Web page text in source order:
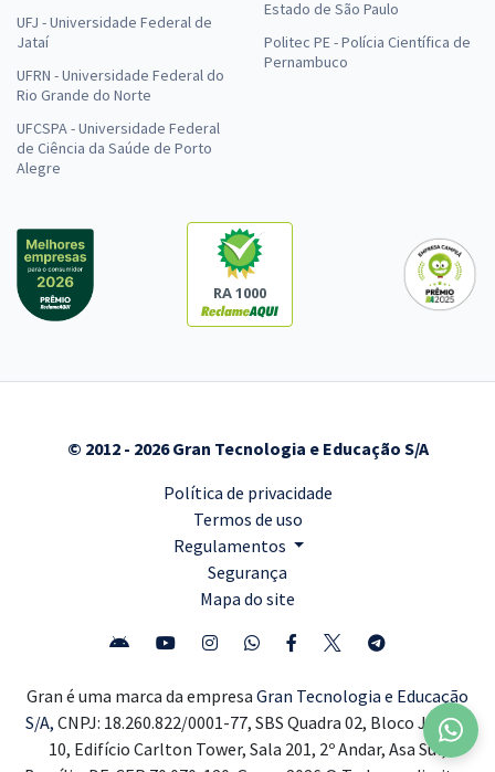
UFJ - Universidade Federal de
Jataí
UFRN - Universidade Federal do
Rio Grande do Norte
UFCSPA - Universidade Federal
de Ciência da Saúde de Porto
Alegre
Estado de São Paulo
Politec PE - Polícia Científica de
Pernambuco
RA 1000
© 2012 - 2026 Gran Tecnologia e Educação S/A
Política de privacidade
Termos de uso
Regulamentos
Segurança
Mapa do site
Gran é uma marca da empresa Gran Tecnologia e Educação
S/A, CNPJ: 18.260.822/0001-77, SBS Quadra 02, Bloco J, Lote
10, Edifício Carlton Tower, Sala 201, 2º Andar, Asa Sul,